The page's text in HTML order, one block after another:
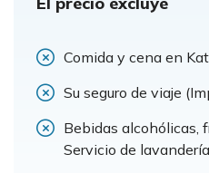
Comida y cena en
Su seguro de viaje
Bebidas alcohólicas,
Servicio de lavandería.